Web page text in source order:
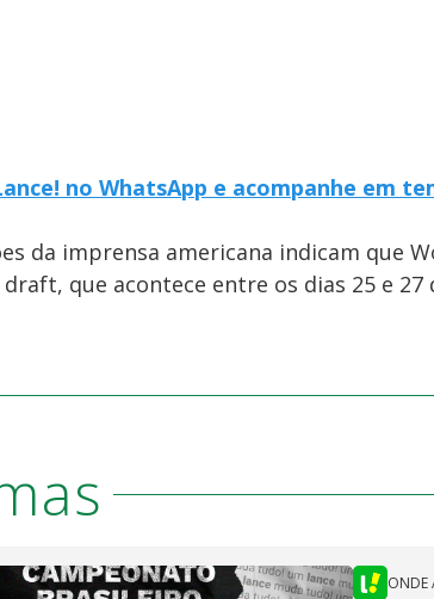
no WhatsApp e acompanhe em
da imprensa americana indicam que
que acontece entre os dias 25 e 27
ONDE